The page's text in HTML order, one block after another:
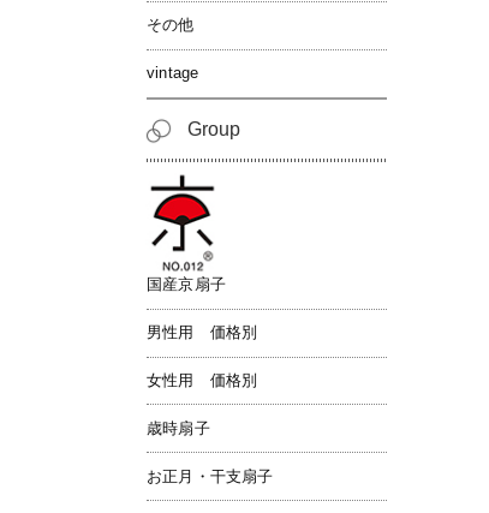
その他
vintage
Group
国産京扇子
男性用 価格別
女性用 価格別
歳時扇子
お正月・干支扇子